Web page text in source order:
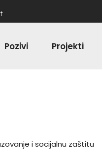
Pozivi Projekti
i socijalnu zaštitu